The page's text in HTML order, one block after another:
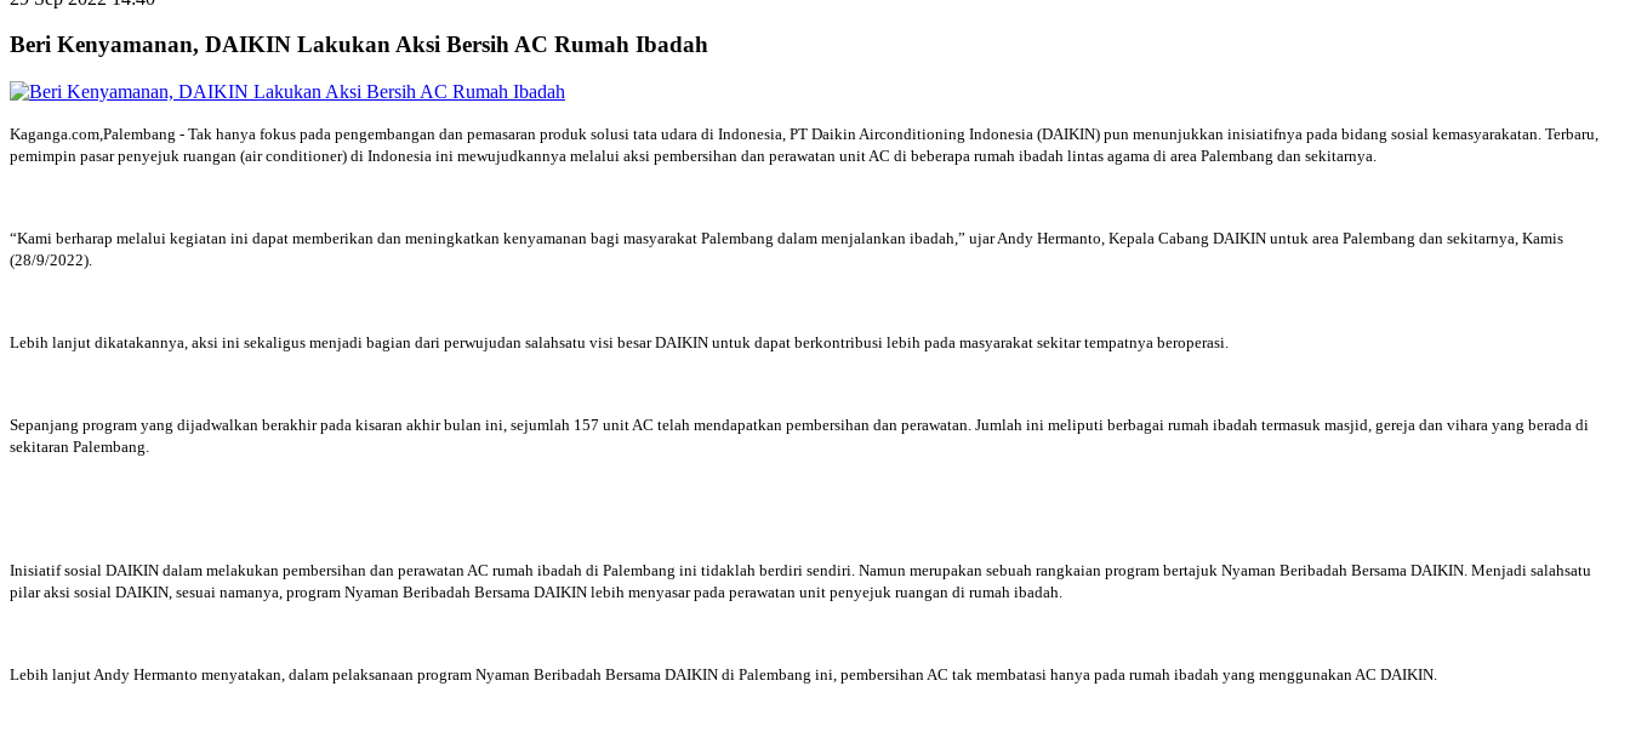
Beri Kenyamanan, DAIKIN Lakukan Aksi Bersih AC Rumah Ibadah
Kaganga.com,Palembang - Tak hanya fokus pada pengembangan dan pemasaran produk solusi tata udara di Indonesia, PT Daikin Airconditioning Indonesia (DAIKIN) pun menunjukkan inisiatifnya pada bidang sosial kemasyarakatan. Terbaru,
pemimpin pasar penyejuk ruangan (air conditioner) di Indonesia ini mewujudkannya melalui aksi pembersihan dan perawatan unit AC di beberapa rumah ibadah lintas agama di area Palembang dan sekitarnya.
“Kami berharap melalui kegiatan ini dapat memberikan dan meningkatkan kenyamanan bagi masyarakat Palembang dalam menjalankan ibadah,” ujar Andy Hermanto, Kepala Cabang DAIKIN untuk area Palembang dan sekitarnya, Kamis
(28/9/2022).
Lebih lanjut dikatakannya, aksi ini sekaligus menjadi bagian dari perwujudan salahsatu visi besar DAIKIN untuk dapat berkontribusi lebih pada masyarakat sekitar tempatnya beroperasi.
Sepanjang program yang dijadwalkan berakhir pada kisaran akhir bulan ini, sejumlah 157 unit AC telah mendapatkan pembersihan dan perawatan. Jumlah ini meliputi berbagai rumah ibadah termasuk masjid, gereja dan vihara yang berada di
sekitaran Palembang.
Inisiatif sosial DAIKIN dalam melakukan pembersihan dan perawatan AC rumah ibadah di Palembang ini tidaklah berdiri sendiri. Namun merupakan sebuah rangkaian program bertajuk Nyaman Beribadah Bersama DAIKIN. Menjadi salahsatu
pilar aksi sosial DAIKIN, sesuai namanya, program Nyaman Beribadah Bersama DAIKIN lebih menyasar pada perawatan unit penyejuk ruangan di rumah ibadah.
Lebih lanjut Andy Hermanto menyatakan, dalam pelaksanaan program Nyaman Beribadah Bersama DAIKIN di Palembang ini, pembersihan AC tak membatasi hanya pada rumah ibadah yang menggunakan AC DAIKIN.